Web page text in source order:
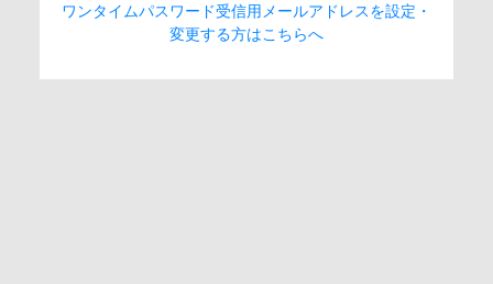
ワンタイムパスワード受信用メールアドレスを設定・
変更する方はこちらへ